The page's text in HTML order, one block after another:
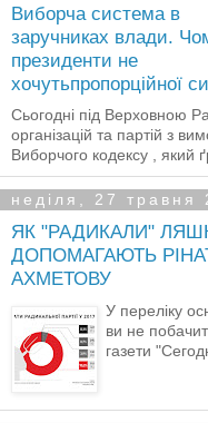
Виборча система в
заручниках влади.
президенти не
хочутьпропорційної
Сьогодні під Верховною
організацій та партій з
Виборчого кодексу , який
неділя, 27 травня
ЯК "РАДИКАЛИ"
ДОПОМАГАЮТЬ
АХМЕТОВУ
У переліку
ви не
газети